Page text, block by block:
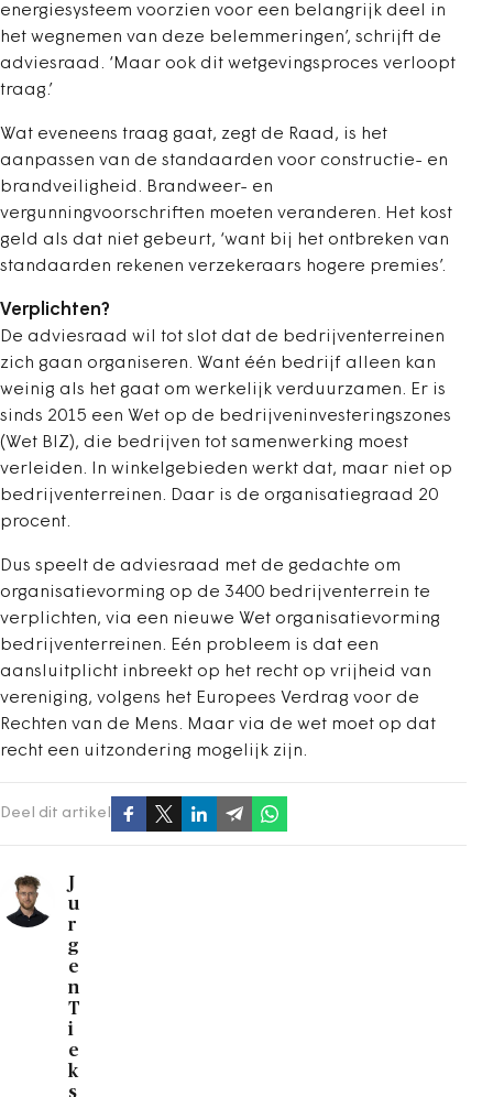
energiesysteem voorzien voor een belangrijk deel in
het wegnemen van deze belemmeringen’, schrijft de
adviesraad. ‘Maar ook dit wetgevingsproces verloopt
traag.’
Wat eveneens traag gaat, zegt de Raad, is het
aanpassen van de standaarden voor constructie- en
brandveiligheid. Brandweer- en
vergunningvoorschriften moeten veranderen. Het kost
geld als dat niet gebeurt, ‘want bij het ontbreken van
standaarden rekenen verzekeraars hogere premies’.
Verplichten?
De adviesraad wil tot slot dat de bedrijventerreinen
zich gaan organiseren. Want één bedrijf alleen kan
weinig als het gaat om werkelijk verduurzamen. Er is
sinds 2015 een Wet op de bedrijveninvesteringszones
(Wet BIZ), die bedrijven tot samenwerking moest
verleiden. In winkelgebieden werkt dat, maar niet op
bedrijventerreinen. Daar is de organisatiegraad 20
procent.
Dus speelt de adviesraad met de gedachte om
organisatievorming op de 3400 bedrijventerrein te
verplichten, via een nieuwe Wet organisatievorming
bedrijventerreinen. Eén probleem is dat een
aansluitplicht inbreekt op het recht op vrijheid van
vereniging, volgens het Europees Verdrag voor de
Rechten van de Mens. Maar via de wet moet op dat
recht een uitzondering mogelijk zijn.
Deel dit artikel
J
u
r
g
e
n
T
i
e
k
s